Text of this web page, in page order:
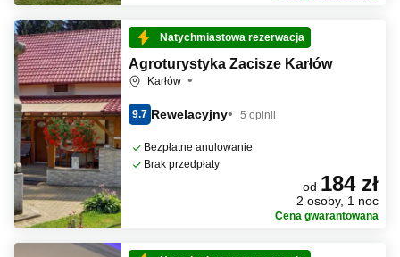
Natychmiastowa rezerwacja
Agroturystyka Zacisze Karłów
Karłów
9.7 Rewelacyjny 5 opinii
Bezpłatne anulowanie
Brak przedpłaty
od 184 zł
2 osoby, 1 noc
Cena gwarantowana